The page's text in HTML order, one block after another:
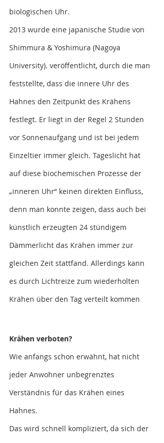
biologischen Uhr.
2013 wurde eine japanische Studie von
Shimmura & Yoshimura (Nagoya
University). veröffentlicht, durch die man
feststellte, dass die innere Uhr des
Hahnes den Zeitpunkt des Krähens
festlegt. Er liegt in der Regel 2 Stunden
vor Sonnenaufgang und ist bei jedem
Einzeltier immer gleich. Tageslicht hat
auf diese biochemischen Prozesse der
„inneren Uhr“ keinen direkten Einfluss,
denn man konnte zeigen, dass auch bei
künstlich erzeugten 24 stündigem
Dämmerlicht das Krähen immer zur
gleichen Zeit stattfand. Allerdings kann
es durch Lichtreize zum wiederholten
Krähen über den Tag verteilt kommen
Krähen verboten?
Wie anfangs schon erwähnt, hat nicht
jeder Anwohner unbegrenztes
Verständnis für das Krähen eines
Hahnes.
Das wird schnell kompliziert, da sich der